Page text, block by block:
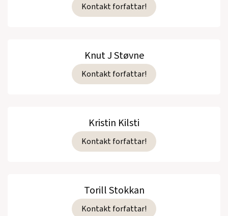
Kontakt forfattar!
Knut J Støvne
Kontakt forfattar!
Kristin Kilsti
Kontakt forfattar!
Torill Stokkan
Kontakt forfattar!